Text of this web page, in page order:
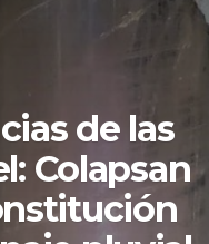
de las
Colapsan